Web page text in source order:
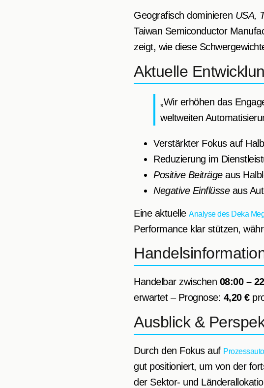
Geografisch dominieren USA,
Taiwan Semiconductor
zeigt, wie diese
Aktuelle
„Wir erhöhen das
weltweiten
Verstärkter Fokus auf
Reduzierung im
Positive Beiträgeaus
Negative Einflüsseaus
Eine aktuelle Analyse des Deka
Performance klar stützen,
Handelbar zwischen 08:00 –
erwartet – Prognose: 4,20 €
Ausblick &
Durch den Fokus auf
gut positioniert, um von der
der Sektor- und